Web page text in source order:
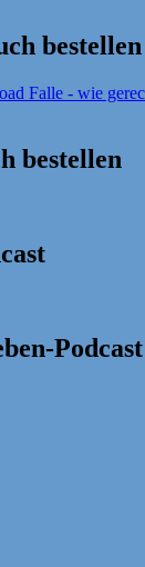
bestellen
bestellen
Podcast